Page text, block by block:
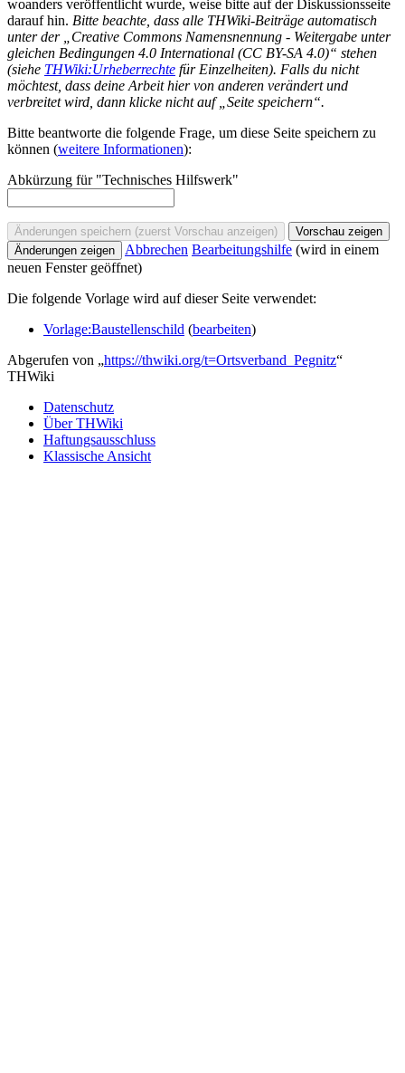
woanders veröffentlicht wurde, weise bitte auf der Diskussionsseite
darauf hin. Bitte beachte, dass alle THWiki-Beiträge automatisch
unter der „Creative Commons Namensnennung - Weitergabe unter
gleichen Bedingungen 4.0 International (CC BY-SA 4.0)“ stehen
(siehe THWiki:Urheberrechte für Einzelheiten). Falls du nicht
möchtest, dass deine Arbeit hier von anderen verändert und
verbreitet wird, dann klicke nicht auf „Seite speichern“.
Bitte beantworte die folgende Frage, um diese Seite speichern zu
können (weitere Informationen):
Abkürzung für "Technisches Hilfswerk"
Abbrechen Bearbeitungshilfe (wird in einem
neuen Fenster geöffnet)
Die folgende Vorlage wird auf dieser Seite verwendet:
Vorlage:Baustellenschild (bearbeiten)
Abgerufen von „https://thwiki.org/t=Ortsverband_Pegnitz“
THWiki
Datenschutz
Über THWiki
Haftungsausschluss
Klassische Ansicht